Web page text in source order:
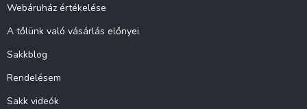
Webáruház értékelése
A tőlünk való vásárlás előnyei
Sakkblog
Rendelésem
Sakk videók